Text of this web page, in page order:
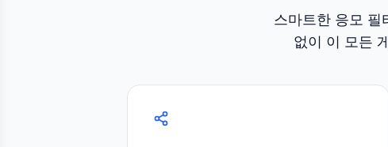
스마트한 응모 필
없이 이 모든